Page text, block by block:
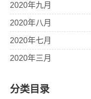
2020年九月
2020年八月
2020年七月
2020年三月
分类目录